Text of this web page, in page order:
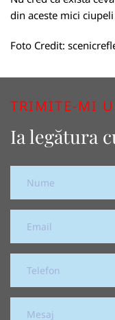
din aceste mici
Foto Credit:
TRIMITE-MI
Ia legătura